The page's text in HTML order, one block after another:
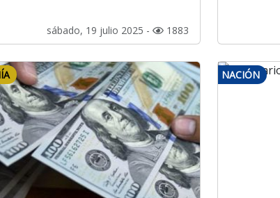
sábado, 19 julio 2025 - 1883
NACIÓN